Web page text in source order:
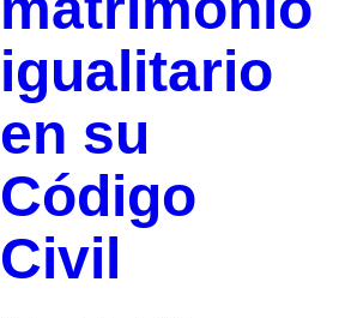
igualitario
en su
Código
Civil